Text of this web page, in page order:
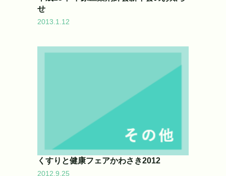
せ
2013.1.12
くすりと健康フェアかわさき2012
2012.9.25